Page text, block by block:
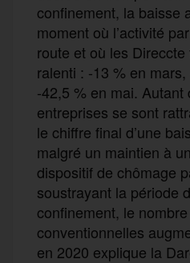
confinement, la baisse
moment où l’activité
route et où les
ralenti : -13 % en
-42,5 % en mai. Autant
entreprises se sont
le chiffre final d’une
malgré un maintien à
dispositif de chômage
soustrayant la période
confinement, le
conventionnelles
en 2020 explique la